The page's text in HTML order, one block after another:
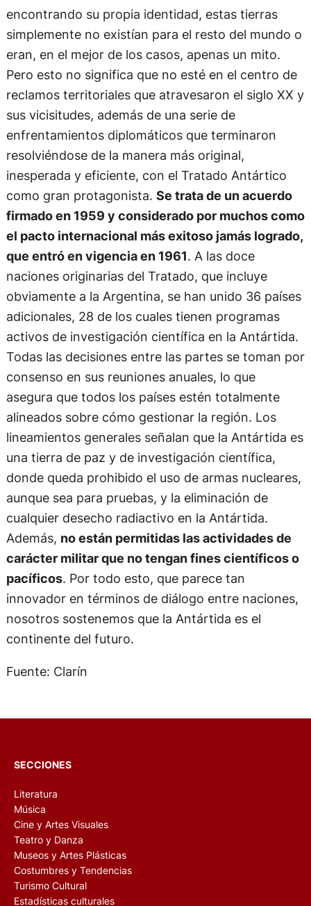
encontrando su propia identidad, estas tierras
simplemente no existían para el resto del mundo o
eran, en el mejor de los casos, apenas un mito.
Pero esto no significa que no esté en el centro de
reclamos territoriales que atravesaron el siglo XX y
sus vicisitudes, además de una serie de
enfrentamientos diplomáticos que terminaron
resolviéndose de la manera más original,
inesperada y eficiente, con el Tratado Antártico
como gran protagonista. Se trata de un acuerdo
firmado en 1959 y considerado por muchos como
el pacto internacional más exitoso jamás logrado,
que entró en vigencia en 1961. A las doce
naciones originarias del Tratado, que incluye
obviamente a la Argentina, se han unido 36 países
adicionales, 28 de los cuales tienen programas
activos de investigación científica en la Antártida.
Todas las decisiones entre las partes se toman por
consenso en sus reuniones anuales, lo que
asegura que todos los países estén totalmente
alineados sobre cómo gestionar la región. Los
lineamientos generales señalan que la Antártida es
una tierra de paz y de investigación científica,
donde queda prohibido el uso de armas nucleares,
aunque sea para pruebas, y la eliminación de
cualquier desecho radiactivo en la Antártida.
Además, no están permitidas las actividades de
carácter militar que no tengan fines científicos o
pacíficos. Por todo esto, que parece tan
innovador en términos de diálogo entre naciones,
nosotros sostenemos que la Antártida es el
continente del futuro.
Fuente: Clarín
SECCIONES
Literatura
Música
Cine y Artes Visuales
Teatro y Danza
Museos y Artes Plásticas
Costumbres y Tendencias
Turismo Cultural
Estadísticas culturales